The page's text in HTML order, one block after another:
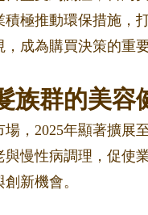
極推動環保措施，
成為購買決策的重要
族群的美容
，2025年顯著擴展
慢性病調理，促使
新機會。